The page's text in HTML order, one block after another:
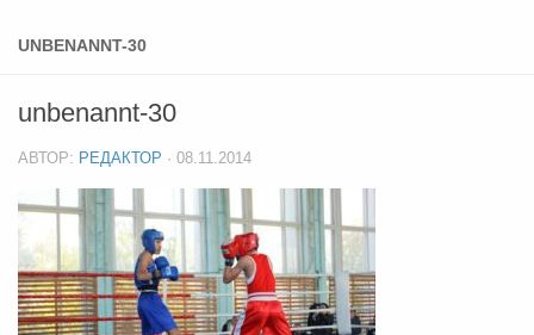
UNBENANNT-30
unbenannt-30
АВТОР: РЕДАКТОР · 08.11.2014